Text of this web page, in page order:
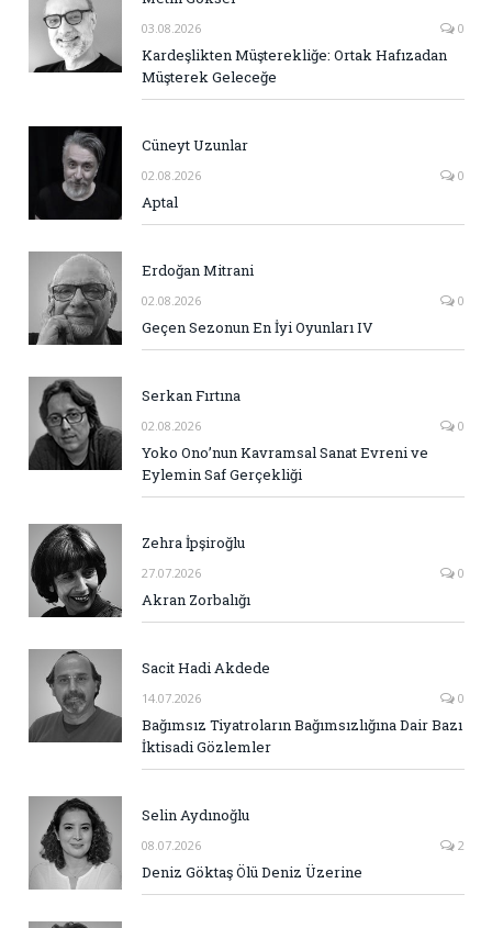
03.08.2026 0
Kardeşlikten Müşterekliğe: Ortak Hafızadan
Müşterek Geleceğe
Cüneyt Uzunlar
02.08.2026 0
Aptal
Erdoğan Mitrani
02.08.2026 0
Geçen Sezonun En İyi Oyunları IV
Serkan Fırtına
02.08.2026 0
Yoko Ono’nun Kavramsal Sanat Evreni ve
Eylemin Saf Gerçekliği
Zehra İpşiroğlu
27.07.2026 0
Akran Zorbalığı
Sacit Hadi Akdede
14.07.2026 0
Bağımsız Tiyatroların Bağımsızlığına Dair Bazı
İktisadi Gözlemler
Selin Aydınoğlu
08.07.2026 2
Deniz Göktaş Ölü Deniz Üzerine